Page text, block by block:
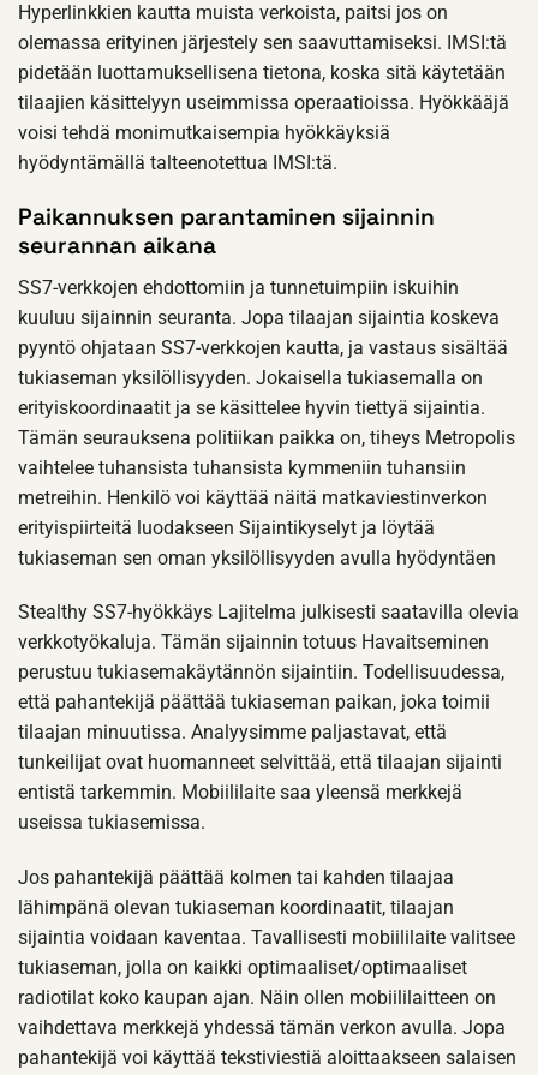
Hyperlinkkien kautta muista verkoista, paitsi jos on
olemassa erityinen järjestely sen saavuttamiseksi. IMSI:tä
pidetään luottamuksellisena tietona, koska sitä käytetään
tilaajien käsittelyyn useimmissa operaatioissa. Hyökkääjä
voisi tehdä monimutkaisempia hyökkäyksiä
hyödyntämällä talteenotettua IMSI:tä.
Paikannuksen parantaminen sijainnin
seurannan aikana
SS7-verkkojen ehdottomiin ja tunnetuimpiin iskuihin
kuuluu sijainnin seuranta. Jopa tilaajan sijaintia koskeva
pyyntö ohjataan SS7-verkkojen kautta, ja vastaus sisältää
tukiaseman yksilöllisyyden. Jokaisella tukiasemalla on
erityiskoordinaatit ja se käsittelee hyvin tiettyä sijaintia.
Tämän seurauksena politiikan paikka on, tiheys Metropolis
vaihtelee tuhansista tuhansista kymmeniin tuhansiin
metreihin. Henkilö voi käyttää näitä matkaviestinverkon
erityispiirteitä luodakseen Sijaintikyselyt ja löytää
tukiaseman sen oman yksilöllisyyden avulla hyödyntäen
Stealthy SS7-hyökkäys Lajitelma julkisesti saatavilla olevia
verkkotyökaluja. Tämän sijainnin totuus Havaitseminen
perustuu tukiasemakäytännön sijaintiin. Todellisuudessa,
että pahantekijä päättää tukiaseman paikan, joka toimii
tilaajan minuutissa. Analyysimme paljastavat, että
tunkeilijat ovat huomanneet selvittää, että tilaajan sijainti
entistä tarkemmin. Mobiililaite saa yleensä merkkejä
useissa tukiasemissa.
Jos pahantekijä päättää kolmen tai kahden tilaajaa
lähimpänä olevan tukiaseman koordinaatit, tilaajan
sijaintia voidaan kaventaa. Tavallisesti mobiililaite valitsee
tukiaseman, jolla on kaikki optimaaliset/optimaaliset
radiotilat koko kaupan ajan. Näin ollen mobiililaitteen on
vaihdettava merkkejä yhdessä tämän verkon avulla. Jopa
pahantekijä voi käyttää tekstiviestiä aloittaakseen salaisen